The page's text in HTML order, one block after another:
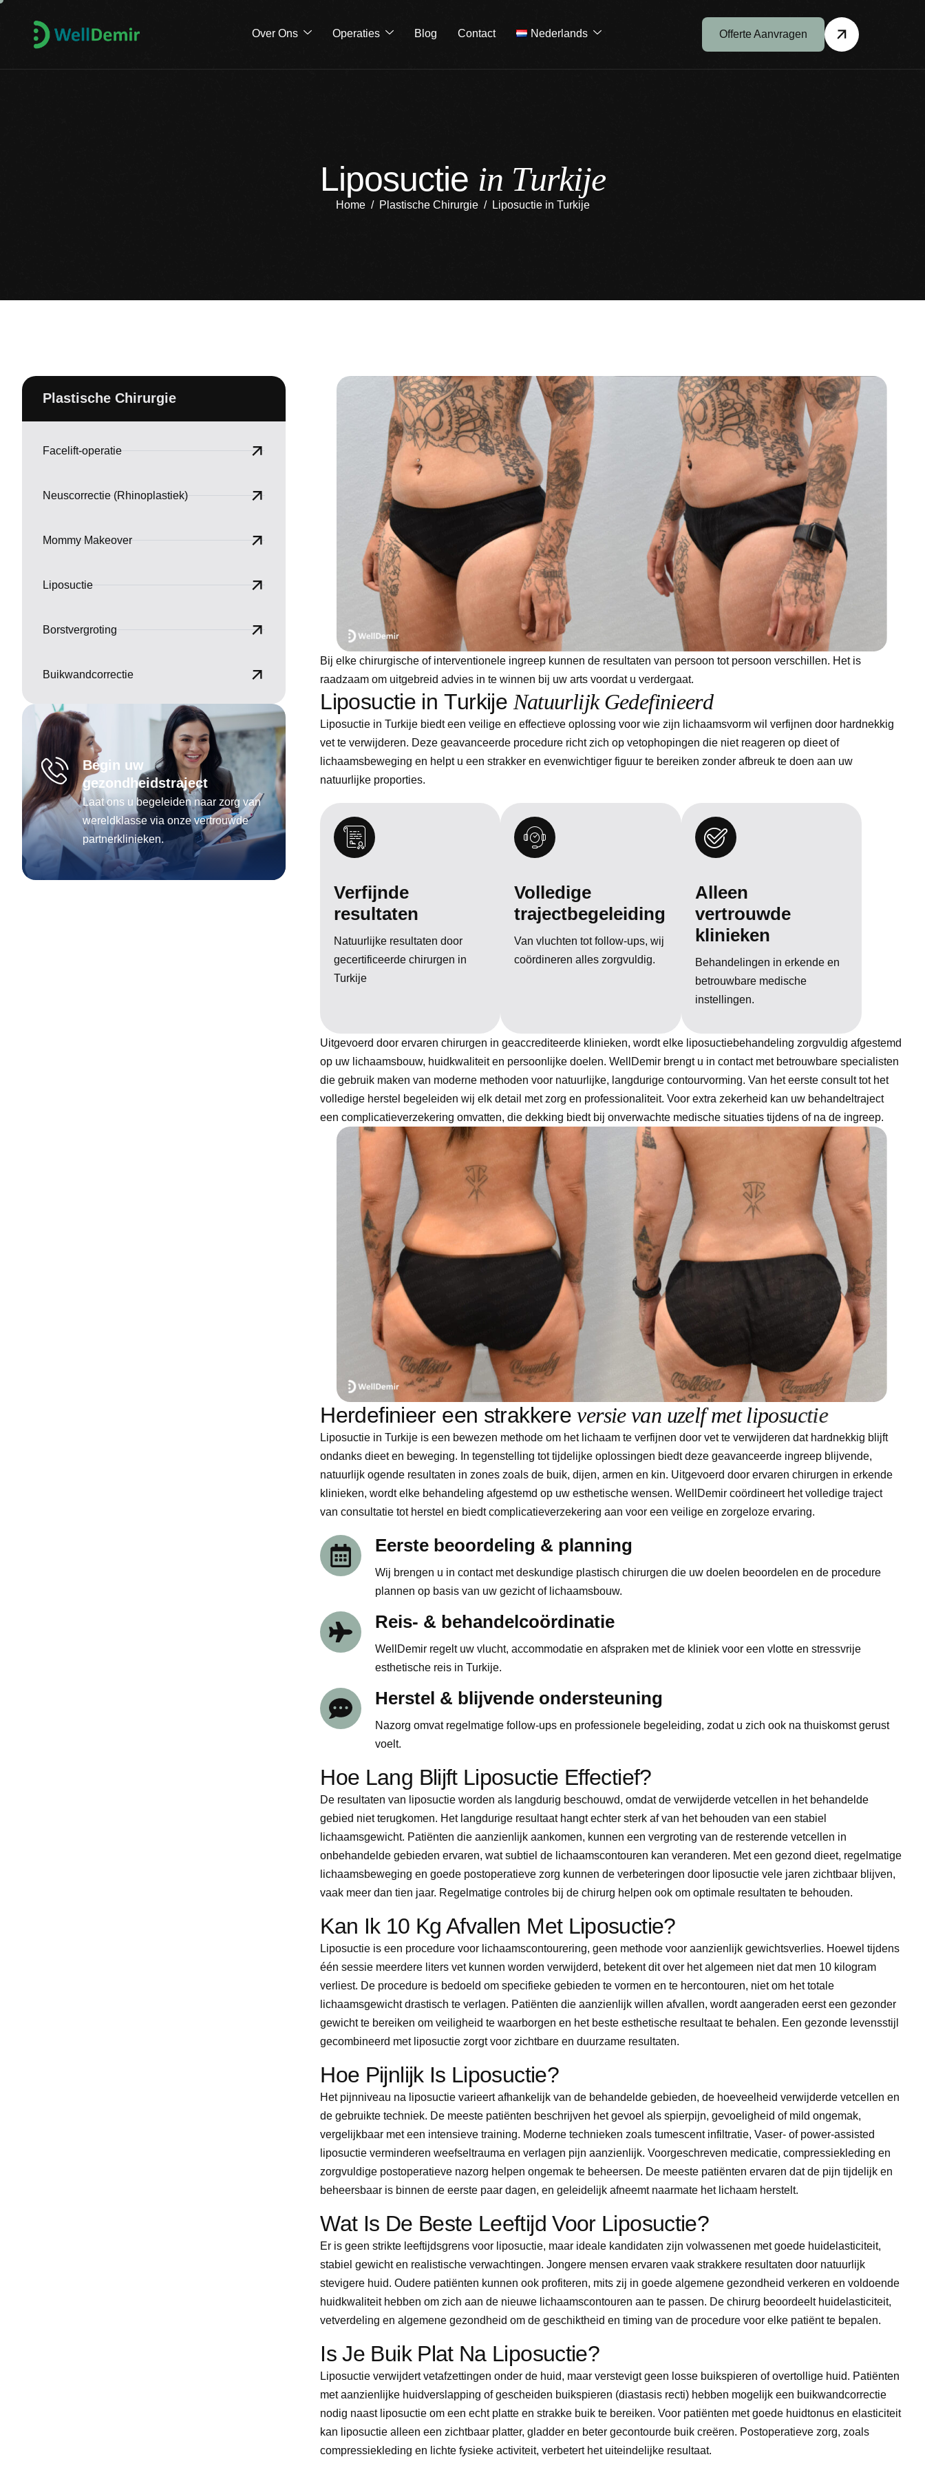
Over Ons Operaties Blog Contact Nederlands Offerte Aanvragen
Liposuctie in Turkije
Home Plastische Chirurgie Liposuctie in Turkije
Plastische Chirurgie
Facelift-operatie
Neuscorrectie (Rhinoplastiek)
Mommy Makeover
Liposuctie
Borstvergroting
Buikwandcorrectie
Begin uw
gezondheidstraject
Laat ons u begeleiden naar zorg van
wereldklasse via onze vertrouwde
partnerklinieken.
Bij elke chirurgische of interventionele ingreep kunnen de resultaten van persoon tot persoon verschillen. Het is
raadzaam om uitgebreid advies in te winnen bij uw arts voordat u verdergaat.
Liposuctie in Turkije Natuurlijk Gedefinieerd
Liposuctie in Turkije biedt een veilige en effectieve oplossing voor wie zijn lichaamsvorm wil verfijnen door hardnekkig
vet te verwijderen. Deze geavanceerde procedure richt zich op vetophopingen die niet reageren op dieet of
lichaamsbeweging en helpt u een strakker en evenwichtiger figuur te bereiken zonder afbreuk te doen aan uw
natuurlijke proporties.
Verfijnde
resultaten
Natuurlijke resultaten door
gecertificeerde chirurgen in
Turkije
Volledige
trajectbegeleiding
Van vluchten tot follow-ups, wij
coördineren alles zorgvuldig.
Alleen
vertrouwde
klinieken
Behandelingen in erkende en
betrouwbare medische
instellingen.
Uitgevoerd door ervaren chirurgen in geaccrediteerde klinieken, wordt elke liposuctiebehandeling zorgvuldig afgestemd
op uw lichaamsbouw, huidkwaliteit en persoonlijke doelen. WellDemir brengt u in contact met betrouwbare specialisten
die gebruik maken van moderne methoden voor natuurlijke, langdurige contourvorming. Van het eerste consult tot het
volledige herstel begeleiden wij elk detail met zorg en professionaliteit. Voor extra zekerheid kan uw behandeltraject
een complicatieverzekering omvatten, die dekking biedt bij onverwachte medische situaties tijdens of na de ingreep.
Herdefinieer een strakkere versie van uzelf met liposuctie
Liposuctie in Turkije is een bewezen methode om het lichaam te verfijnen door vet te verwijderen dat hardnekkig blijft
ondanks dieet en beweging. In tegenstelling tot tijdelijke oplossingen biedt deze geavanceerde ingreep blijvende,
natuurlijk ogende resultaten in zones zoals de buik, dijen, armen en kin. Uitgevoerd door ervaren chirurgen in erkende
klinieken, wordt elke behandeling afgestemd op uw esthetische wensen. WellDemir coördineert het volledige traject
van consultatie tot herstel en biedt complicatieverzekering aan voor een veilige en zorgeloze ervaring.
Hoe Lang Blijft Liposuctie Effectief?
De resultaten van liposuctie worden als langdurig beschouwd, omdat de verwijderde vetcellen in het behandelde
gebied niet terugkomen. Het langdurige resultaat hangt echter sterk af van het behouden van een stabiel
lichaamsgewicht. Patiënten die aanzienlijk aankomen, kunnen een vergroting van de resterende vetcellen in
onbehandelde gebieden ervaren, wat subtiel de lichaamscontouren kan veranderen. Met een gezond dieet, regelmatige
lichaamsbeweging en goede postoperatieve zorg kunnen de verbeteringen door liposuctie vele jaren zichtbaar blijven,
vaak meer dan tien jaar. Regelmatige controles bij de chirurg helpen ook om optimale resultaten te behouden.
Kan Ik 10 Kg Afvallen Met Liposuctie?
Liposuctie is een procedure voor lichaamscontourering, geen methode voor aanzienlijk gewichtsverlies. Hoewel tijdens
één sessie meerdere liters vet kunnen worden verwijderd, betekent dit over het algemeen niet dat men 10 kilogram
verliest. De procedure is bedoeld om specifieke gebieden te vormen en te hercontouren, niet om het totale
lichaamsgewicht drastisch te verlagen. Patiënten die aanzienlijk willen afvallen, wordt aangeraden eerst een gezonder
gewicht te bereiken om veiligheid te waarborgen en het beste esthetische resultaat te behalen. Een gezonde levensstijl
gecombineerd met liposuctie zorgt voor zichtbare en duurzame resultaten.
Hoe Pijnlijk Is Liposuctie?
Het pijnniveau na liposuctie varieert afhankelijk van de behandelde gebieden, de hoeveelheid verwijderde vetcellen en
de gebruikte techniek. De meeste patiënten beschrijven het gevoel als spierpijn, gevoeligheid of mild ongemak,
vergelijkbaar met een intensieve training. Moderne technieken zoals tumescent infiltratie, Vaser- of power-assisted
liposuctie verminderen weefseltrauma en verlagen pijn aanzienlijk. Voorgeschreven medicatie, compressiekleding en
zorgvuldige postoperatieve nazorg helpen ongemak te beheersen. De meeste patiënten ervaren dat de pijn tijdelijk en
beheersbaar is binnen de eerste paar dagen, en geleidelijk afneemt naarmate het lichaam herstelt.
Wat Is De Beste Leeftijd Voor Liposuctie?
Er is geen strikte leeftijdsgrens voor liposuctie, maar ideale kandidaten zijn volwassenen met goede huidelasticiteit,
stabiel gewicht en realistische verwachtingen. Jongere mensen ervaren vaak strakkere resultaten door natuurlijk
stevigere huid. Oudere patiënten kunnen ook profiteren, mits zij in goede algemene gezondheid verkeren en voldoende
huidkwaliteit hebben om zich aan de nieuwe lichaamscontouren aan te passen. De chirurg beoordeelt huidelasticiteit,
vetverdeling en algemene gezondheid om de geschiktheid en timing van de procedure voor elke patiënt te bepalen.
Is Je Buik Plat Na Liposuctie?
Liposuctie verwijdert vetafzettingen onder de huid, maar verstevigt geen losse buikspieren of overtollige huid. Patiënten
met aanzienlijke huidverslapping of gescheiden buikspieren (diastasis recti) hebben mogelijk een buikwandcorrectie
nodig naast liposuctie om een echt platte en strakke buik te bereiken. Voor patiënten met goede huidtonus en elasticiteit
kan liposuctie alleen een zichtbaar platter, gladder en beter gecontourde buik creëren. Postoperatieve zorg, zoals
compressiekleding en lichte fysieke activiteit, verbetert het uiteindelijke resultaat.
Eerste beoordeling & planning
Wij brengen u in contact met deskundige plastisch chirurgen die uw doelen beoordelen en de procedure
plannen op basis van uw gezicht of lichaamsbouw.
Reis- & behandelcoördinatie
WellDemir regelt uw vlucht, accommodatie en afspraken met de kliniek voor een vlotte en stressvrije
esthetische reis in Turkije.
Herstel & blijvende ondersteuning
Nazorg omvat regelmatige follow-ups en professionele begeleiding, zodat u zich ook na thuiskomst gerust
voelt.